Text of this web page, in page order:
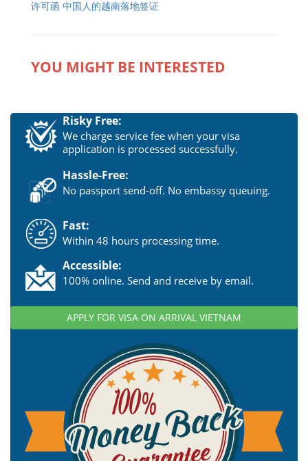
许可函 中国人的越南落地签证
YOU MIGHT BE INTERESTED
Risky Free:
We charge service fee when your visa
application is processed successfully.
Hassle-Free:
No passport send-off. No embassy queuing.
Fast:
Within 48 hours processing time.
Accessible:
100% online. Send and receive by email.
APPLY FOR VISA ON ARRIVAL VIETNAM